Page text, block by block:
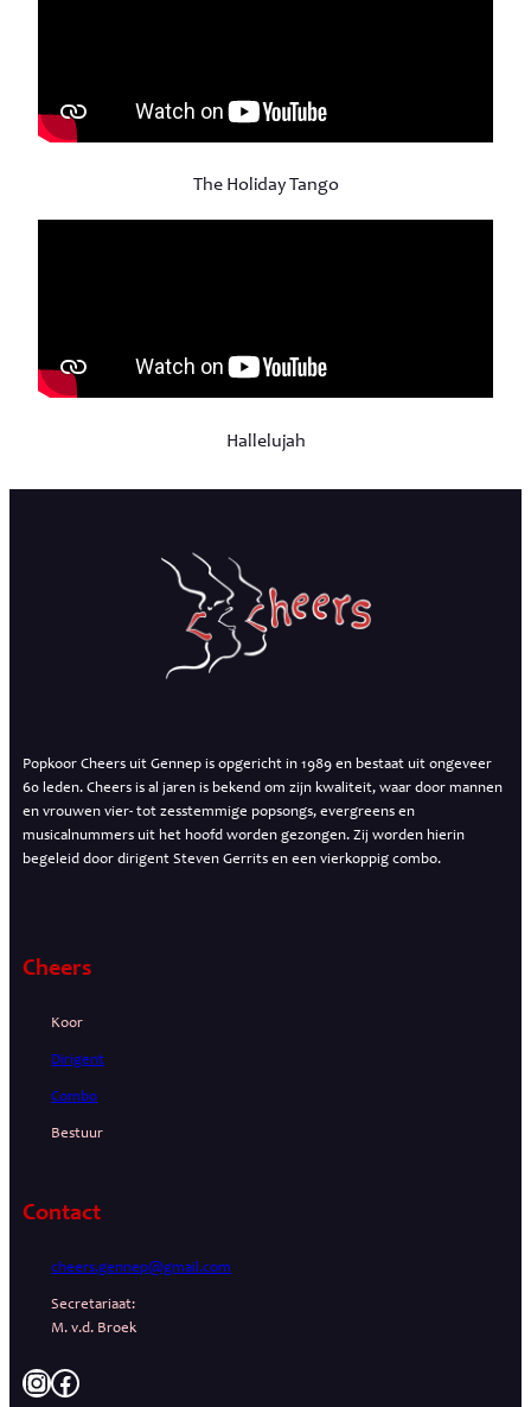
The Holiday Tango
Hallelujah
Popkoor Cheers uit Gennep is opgericht in 1989 en bestaat uit ongeveer
60 leden. Cheers is al jaren is bekend om zijn kwaliteit, waar door mannen
en vrouwen vier- tot zesstemmige popsongs, evergreens en
musicalnummers uit het hoofd worden gezongen. Zij worden hierin
begeleid door dirigent Steven Gerrits en een vierkoppig combo.
Cheers
Koor
Dirigent
Combo
Bestuur
Contact
cheers.gennep@gmail.com
Secretariaat:
M. v.d. Broek
InstagramFacebook